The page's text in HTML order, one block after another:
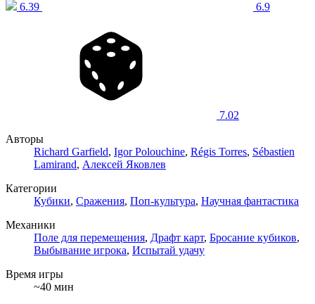
6.39 6.9
7.02
Авторы
Richard Garfield, Igor Polouchine, Régis Torres, Sébastien
Lamirand, Алексей Яковлев
Категории
Кубики, Сражения, Поп-культура, Научная фантастика
Механики
Поле для перемещения, Драфт карт, Бросание кубиков,
Выбывание игрока, Испытай удачу
Время игры
~40 мин